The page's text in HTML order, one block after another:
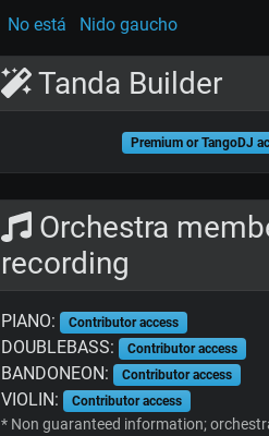
No está Nido gaucho
Tanda Builder
Premium or TangoDJ
Orchestra
recording
PIANO: Contributor access
DOUBLEBASS: Contributor access
BANDONEON: Contributor access
VIOLIN: Contributor access
* Non guaranteed information;